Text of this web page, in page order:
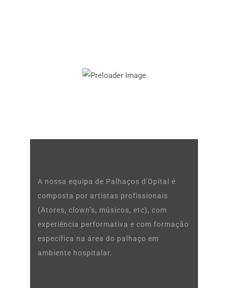
A nossa equipa de Palhaços d'Opital é
composta por artistas profissionais
(Atores, clown’s, músicos, etc), com
experiência performativa e com formação
específica na área do palhaço em
ambiente hospitalar.